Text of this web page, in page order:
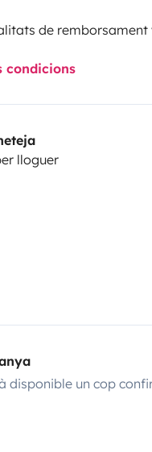
de remborsament
condicions
lloguer
disponible un cop